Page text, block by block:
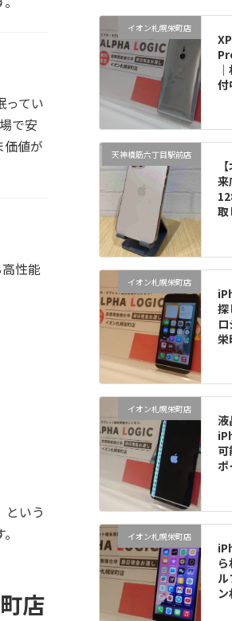
ってい
で安
価値が
性能
という
店
イオン札幌栄町店
付
天神橋筋六丁目駅前店
取
イオン札幌栄町店
探
栄
イオン札幌栄町店
液
可
ポ
イオン札幌栄町店
ン